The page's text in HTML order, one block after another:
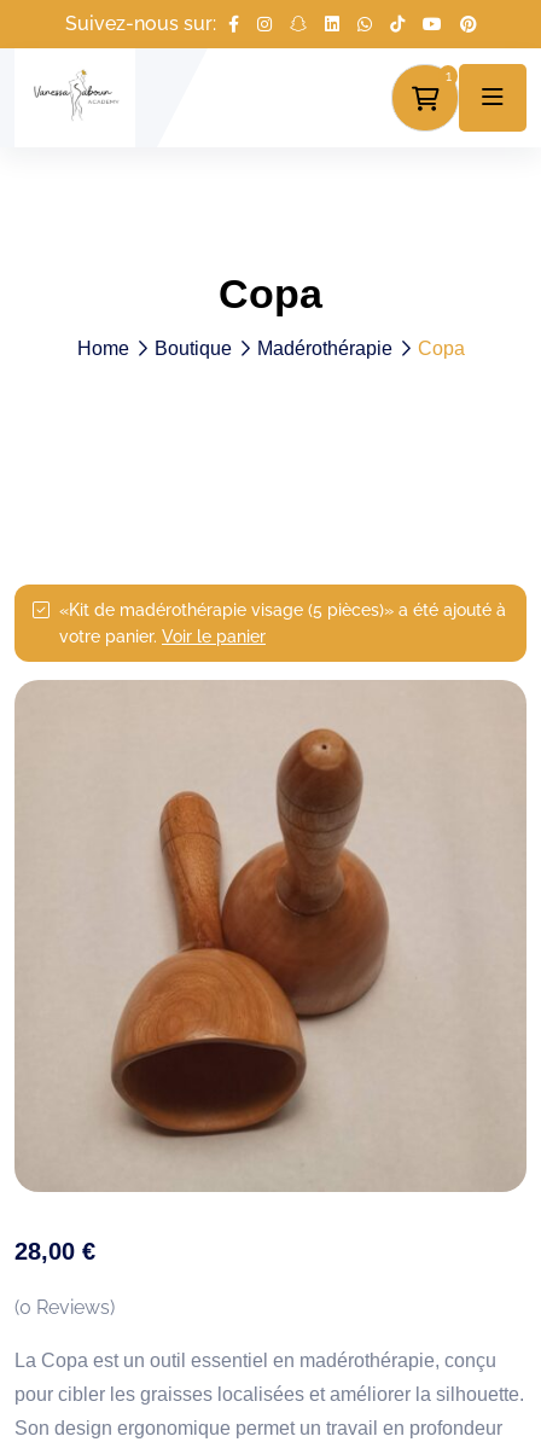
Suivez-nous sur:
1
Copa
Home Boutique Madérothérapie Copa
«Kit de madérothérapie visage (5 pièces)» a été ajouté à
votre panier. Voir le panier
28,00 €
(0 Reviews)
La Copa est un outil essentiel en madérothérapie, conçu
pour cibler les graisses localisées et améliorer la silhouette.
Son design ergonomique permet un travail en profondeur